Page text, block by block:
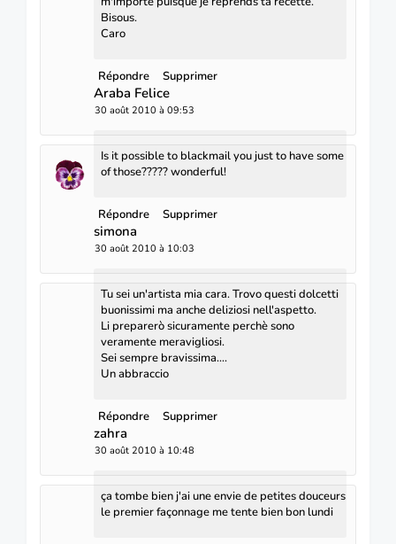
Bisous.
Caro
Répondre Supprimer
Araba Felice
30 août 2010 à 09:53
Is it possible to blackmail you just to have some
of those????? wonderful!
Répondre Supprimer
simona
30 août 2010 à 10:03
Tu sei un'artista mia cara. Trovo questi dolcetti
buonissimi ma anche deliziosi nell'aspetto.
Li preparerò sicuramente perchè sono
veramente meravigliosi.
Sei sempre bravissima....
Un abbraccio
Répondre Supprimer
zahra
30 août 2010 à 10:48
ça tombe bien j'ai une envie de petites douceurs
le premier façonnage me tente bien bon lundi